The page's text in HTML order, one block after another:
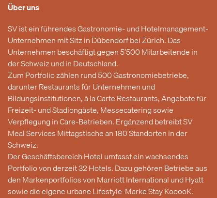
Über uns
SV ist ein führendes Gastronomie- und Hotelmanagement-
Unternehmen mit Sitz in Dübendorf bei Zürich. Das
Unternehmen beschäftigt gegen 5’500 Mitarbeitende in
der Schweiz und in Deutschland.
Zum Portfolio zählen rund 500 Gastronomiebetriebe,
darunter Restaurants für Unternehmen und
Bildungsinstitutionen, à la Carte Restaurants, Angebote für
Freizeit- und Stadiongäste, Messecatering sowie
Verpflegung in Care-Betrieben. Ergänzend betreibt SV
Meal Services Mittagstische an 180 Standorten in der
Schweiz.
Der Geschäftsbereich Hotel umfasst ein wachsendes
Portfolio von derzeit 32 Hotels. Dazu gehören Betriebe aus
den Markenportfolios von Marriott International und Hyatt
sowie die eigene urbane Lifestyle-Marke Stay KooooK.